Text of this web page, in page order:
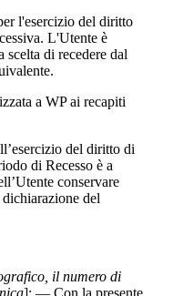
l'esercizio del diritto
L'Utente è
di recedere dal
a WP ai recapiti
del diritto di
di Recesso è a
conservare
del
il numero di